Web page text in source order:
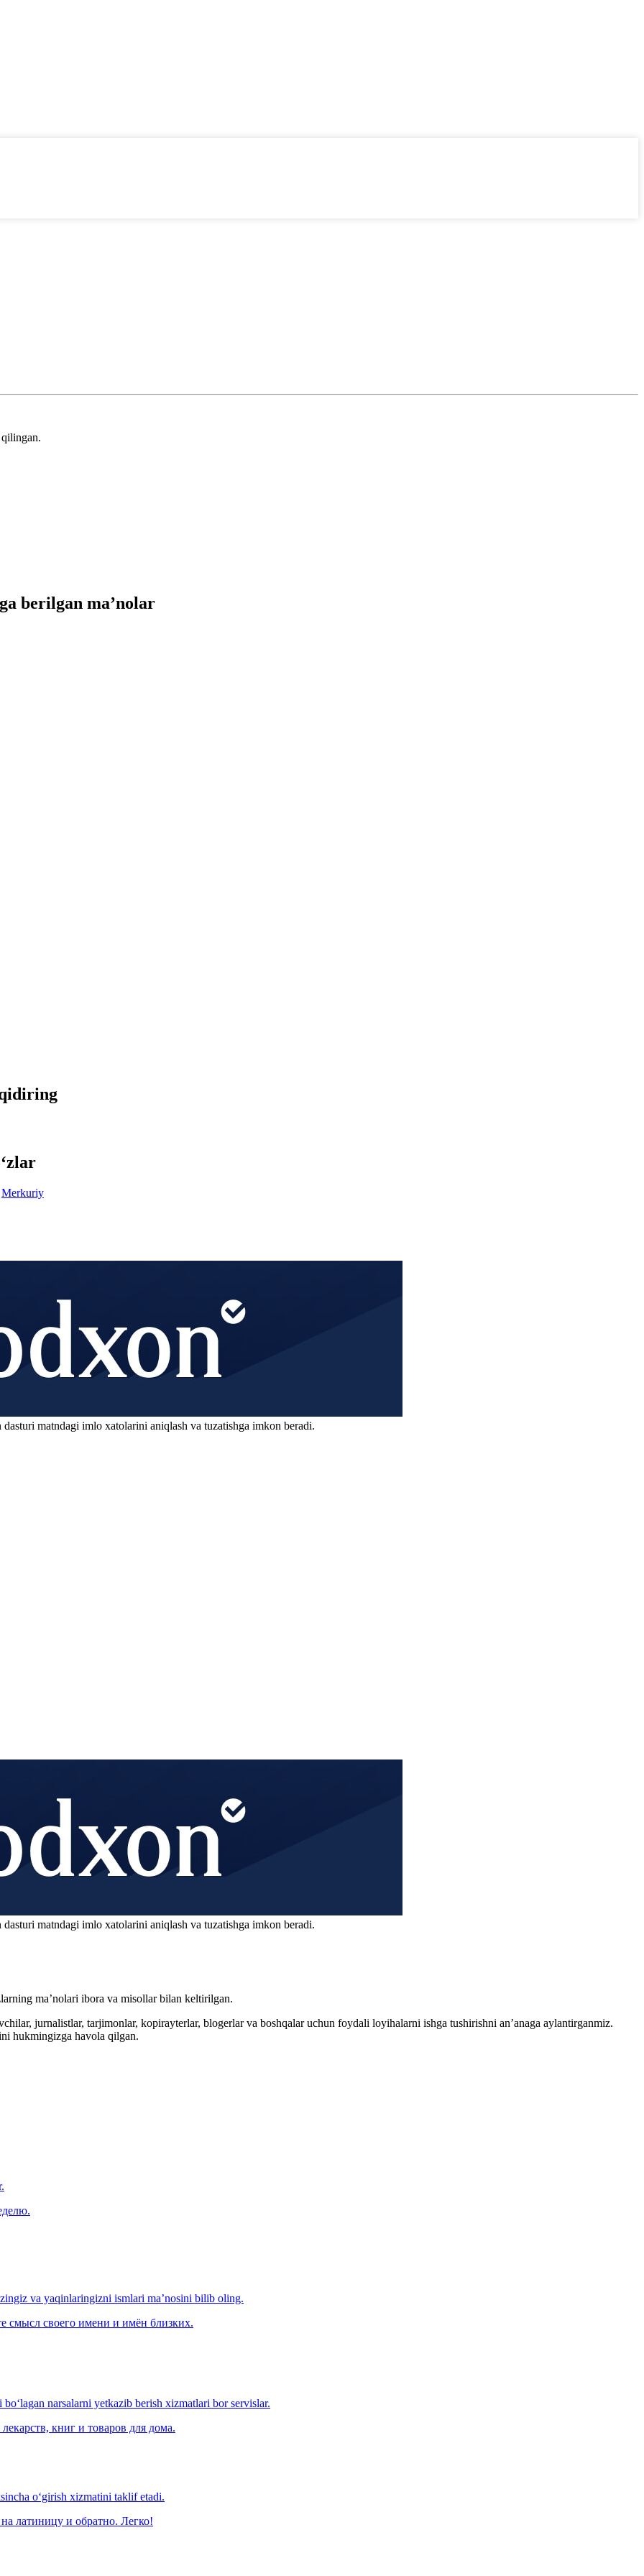
berilgan ma’nolar
Merkuriy
matndagi imlo xatolarini aniqlash va tuzatishga imkon beradi.
matndagi imlo xatolarini aniqlash va tuzatishga imkon beradi.
ma’nolari ibora va misollar bilan keltirilgan.
jurnalistlar, tarjimonlar, kopirayterlar, blogerlar va boshqalar uchun foydali loyihalarni ishga tushirishni an’anaga aylantirganmiz.
hukmingizga havola qilgan.
va yaqinlaringizni ismlari ma’nosini bilib oling.
смысл своего имени и имён близких.
narsalarni yetkazib berish xizmatlari bor servislar.
книг и товаров для дома.
o‘girish xizmatini taklif etadi.
латиницу и обратно. Легко!